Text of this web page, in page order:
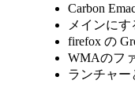
Carbon
メインにす
firefox の
WMAのフ
ランチャー